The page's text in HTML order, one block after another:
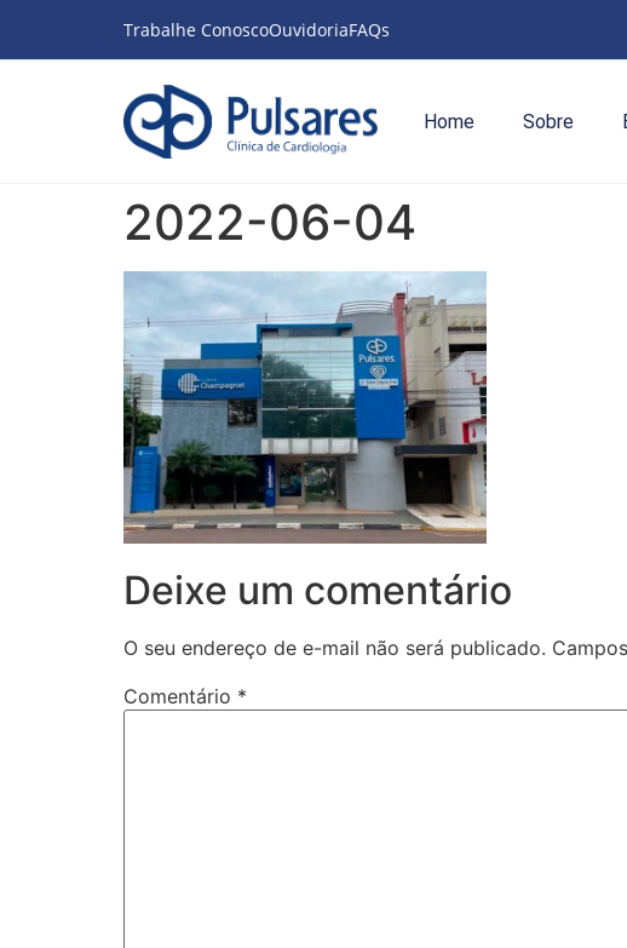
Trabalhe ConoscoOuvidoriaFAQs
Home Sobre
2022-06-04
Deixe um comentário
O seu endereço de e-mail não será publicado.
Comentário *